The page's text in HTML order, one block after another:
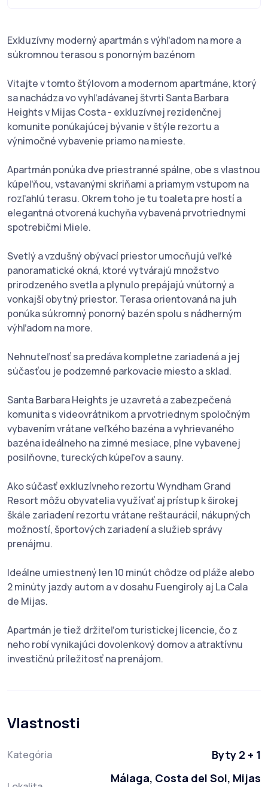
Exkluzívny moderný apartmán s výhľadom na more a
súkromnou terasou s ponorným bazénom
Vitajte v tomto štýlovom a modernom apartmáne, ktorý
sa nachádza vo vyhľadávanej štvrti Santa Barbara
Heights v Mijas Costa - exkluzívnej rezidenčnej
komunite ponúkajúcej bývanie v štýle rezortu a
výnimočné vybavenie priamo na mieste.
Apartmán ponúka dve priestranné spálne, obe s vlastnou
kúpeľňou, vstavanými skriňami a priamym vstupom na
rozľahlú terasu. Okrem toho je tu toaleta pre hostí a
elegantná otvorená kuchyňa vybavená prvotriednymi
spotrebičmi Miele.
Svetlý a vzdušný obývací priestor umocňujú veľké
panoramatické okná, ktoré vytvárajú množstvo
prirodzeného svetla a plynulo prepájajú vnútorný a
vonkajší obytný priestor. Terasa orientovaná na juh
ponúka súkromný ponorný bazén spolu s nádherným
výhľadom na more.
Nehnuteľnosť sa predáva kompletne zariadená a jej
súčasťou je podzemné parkovacie miesto a sklad.
Santa Barbara Heights je uzavretá a zabezpečená
komunita s videovrátnikom a prvotriednym spoločným
vybavením vrátane veľkého bazéna a vyhrievaného
bazéna ideálneho na zimné mesiace, plne vybavenej
posilňovne, tureckých kúpeľov a sauny.
Ako súčasť exkluzívneho rezortu Wyndham Grand
Resort môžu obyvatelia využívať aj prístup k širokej
škále zariadení rezortu vrátane reštaurácií, nákupných
možností, športových zariadení a služieb správy
prenájmu.
Ideálne umiestnený len 10 minút chôdze od pláže alebo
2 minúty jazdy autom a v dosahu Fuengiroly aj La Cala
de Mijas.
Apartmán je tiež držiteľom turistickej licencie, čo z
neho robí vynikajúci dovolenkový domov a atraktívnu
investičnú príležitosť na prenájom.
Vlastnosti
Kategória Byty 2 + 1
Málaga, Costa del Sol, Mijas